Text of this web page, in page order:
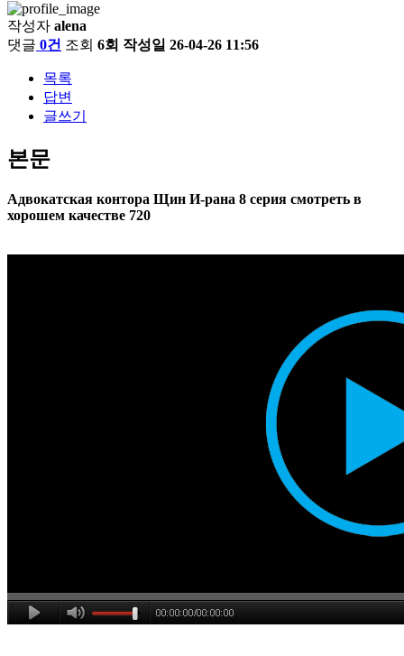
작성자 alena
댓글 0건 조회 6회 작성일 26-04-26 11:56
목록
답변
글쓰기
본문
Адвокатская контора Щин И-рана 8 серия смотреть в
хорошем качестве 720